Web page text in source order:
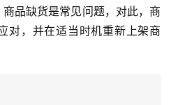
品缺货是常见问题，对此，商
对，并在适当时机重新上架商